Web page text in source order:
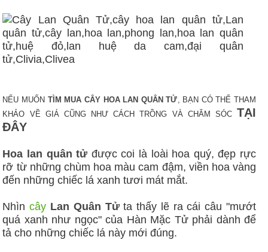
NẾU MUỐN TÌM MUA CÂY HOA LAN QUÂN TỬ , BẠN CÓ THỂ THAM
KHẢO VỀ GIÁ CŨNG NHƯ CÁCH TRỒNG VÀ CHĂM SÓC TẠI
ĐÂY
Hoa lan quân tử được coi là loài hoa quý, đẹp rực
rỡ từ những chùm hoa màu cam đậm, viền hoa vàng
đến những chiếc lá xanh tươi mát mắt.
Nhìncây Lan Quân Tửta thấy lẽ ra cái câu "mướt
quá xanh như ngọc" của Hàn Mặc Tử phải dành để
tả cho những chiếc lá này mới đúng.